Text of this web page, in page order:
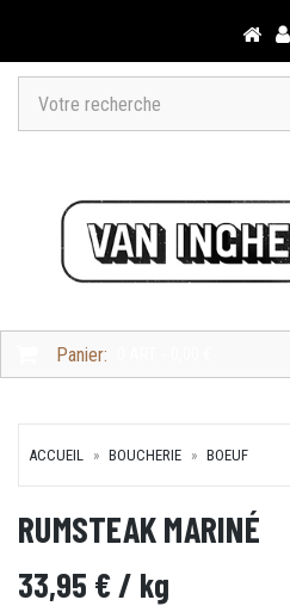
Panier:
ACCUEIL BOUCHERIE BOEUF
RUMSTEAK MARINÉ
33,95 €/ kg